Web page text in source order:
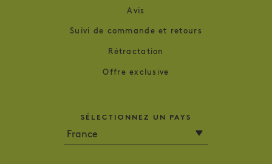
Avis
Suivi de commande et retours
Rétractation
Offre exclusive
SÉLECTIONNEZ UN PAYS